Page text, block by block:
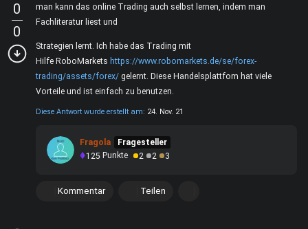
0
0
man kann das online Trading auch selbst lernen, indem man
Fachliteratur liest und
Strategien lernt. Ich habe das Trading mit
Hilfe RoboMarkets https://www.robomarkets.de/se/forex-
trading/assets/forex/ gelernt. Diese Handelsplattfom hat viele
Vorteile und ist einfach zu benutzen.
Diese Antwort wurde erstellt am: 24. Nov. 21
Fragola
Fragesteller
125 Punkte 2 2 3
Kommentar Teilen